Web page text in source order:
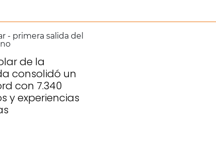
de la
consolidó un
con 7.340
y experiencias